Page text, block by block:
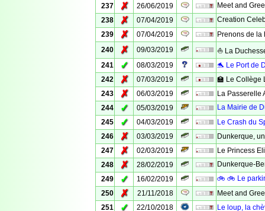
237
✗ 26/06/2019
Meet and
238
✗ 07/04/2019
Creation
239
✗ 07/04/2019
Prenons de la
240
✗ 09/03/2019
⛵ La
241
✓ 08/03/2019
🐬 Le Port de
242
✗ 07/03/2019
🏫 Le Collège
243
✗ 06/03/2019
La Passerelle
244
✓ 05/03/2019
La Mairie de
245
✓ 04/03/2019
Le Crash du
246
✗ 03/03/2019
Dunkerque,
247
✗ 02/03/2019
Le Princess
248
✗ 28/02/2019
Dunkerque-
249
✓ 16/02/2019
🚲 🚲 Le
250
✗ 21/11/2018
Meet and
251
✓ 22/10/2018
Le loup, la